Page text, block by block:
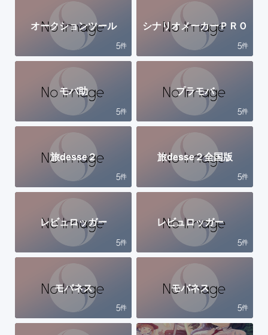
オークションツール
5件
シナリオメーカーＰＲＯ
5件
モバ助
5件
プラモバ
5件
旅desse２
5件
旅desse２全国版
5件
レビュロッガー
5件
レビュロッガー
5件
モバネス
5件
モバネス
5件